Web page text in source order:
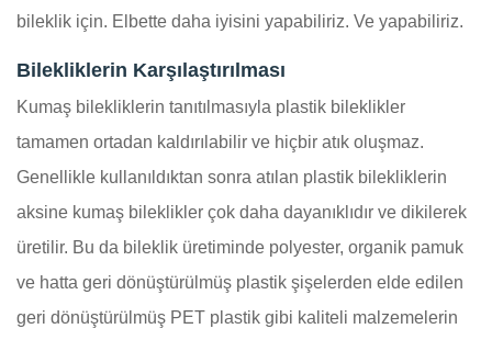
bileklik için. Elbette daha iyisini yapabiliriz. Ve yapabiliriz.
Bilekliklerin Karşılaştırılması
Kumaş bilekliklerin tanıtılmasıyla plastik bileklikler
tamamen ortadan kaldırılabilir ve hiçbir atık oluşmaz.
Genellikle kullanıldıktan sonra atılan plastik bilekliklerin
aksine kumaş bileklikler çok daha dayanıklıdır ve dikilerek
üretilir. Bu da bileklik üretiminde polyester, organik pamuk
ve hatta geri dönüştürülmüş plastik şişelerden elde edilen
geri dönüştürülmüş PET plastik gibi kaliteli malzemelerin